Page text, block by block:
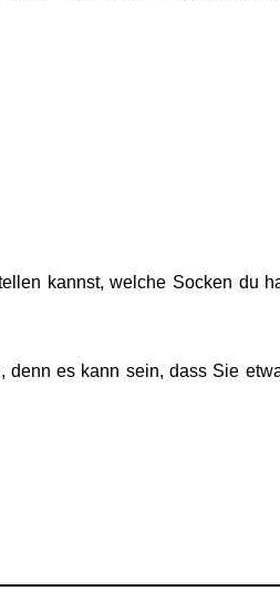
kannst, welche Socken du
es kann sein, dass Sie